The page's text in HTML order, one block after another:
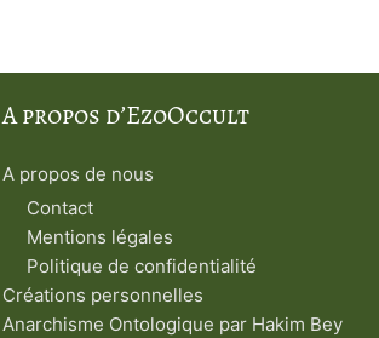
A propos d’EzoOccult
A propos de nous
Contact
Mentions légales
Politique de confidentialité
Créations personnelles
Anarchisme Ontologique par Hakim Bey